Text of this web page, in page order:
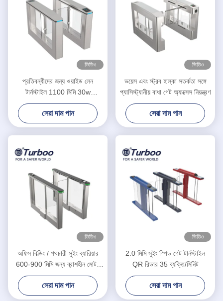
ভিডিও
প্রতিবন্ধীদের জন্য ওয়াইড লেন
টার্নস্টাইল 1100 মিমি 30w
SUS304 সুইং ব্যারিয়ার গেট RFID
কার্ড
সেরা দাম পান
ভিডিও
ভয়েস এবং স্ট্রব হাল্কা সতর্কতা সঙ্গে
প্যাসিস্ট্যানীয় বাধা গেট অ্যাক্সেস নিয়ন্ত্রণ
সেরা দাম পান
ভিডিও
অফিস বিল্ডিং / পথচারী সুইং ব্যারিয়ার
600-900 মিমি জন্য ব্রাশহীন মোটর
সুইং ব্যারিয়ার গেট
সেরা দাম পান
ভিডিও
2.0 মিমি সুইং স্পিড গেট টার্নস্টাইল
QR রিডার 35 ব্যক্তি/মিনিট
সেরা দাম পান